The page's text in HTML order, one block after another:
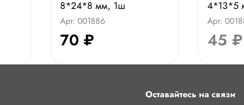
8*24*8 мм, 1ш
Арт: 001886
70 ₽
4*13*5
Арт:
45 ₽
Оставайтесь на связи